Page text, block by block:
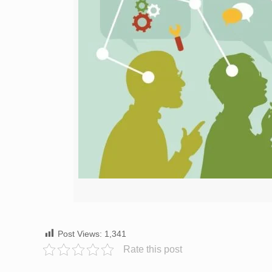
Post Views: 1,341
Rate this post